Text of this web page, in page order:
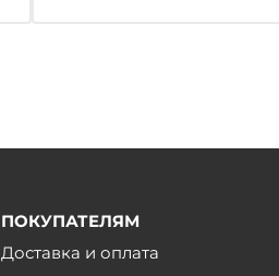
ПОКУПАТЕЛЯМ
Доставка и оплата